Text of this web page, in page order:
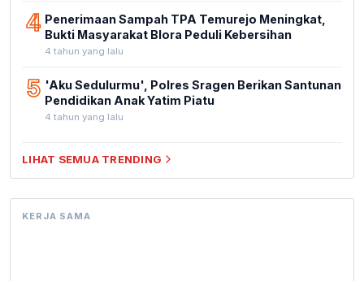
4 Penerimaan Sampah TPA Temurejo Meningkat,
Bukti Masyarakat Blora Peduli Kebersihan
4 tahun yang lalu
5 'Aku Sedulurmu', Polres Sragen Berikan Santunan
Pendidikan Anak Yatim Piatu
4 tahun yang lalu
LIHAT SEMUA TRENDING
KERJA SAMA